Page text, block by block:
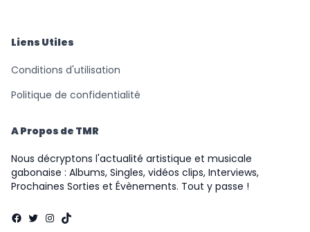
Liens Utiles
Conditions d'utilisation
Politique de confidentialité
A Propos de TMR
Nous décryptons l'actualité artistique et musicale
gabonaise : Albums, Singles, vidéos clips, Interviews,
Prochaines Sorties et Évènements. Tout y passe !
Facebook
Twitter
Instagram
TikTok